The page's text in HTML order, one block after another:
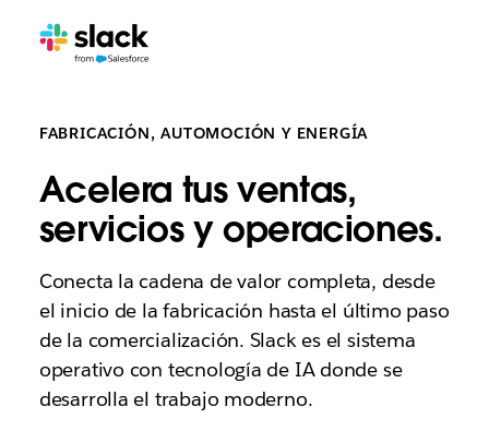
FABRICACIÓN, AUTOMOCIÓN Y ENERGÍA
Acelera tus ventas,
servicios y operaciones.
Conecta la cadena de valor completa, desde
el inicio de la fabricación hasta el último paso
de la comercialización. Slack es el sistema
operativo con tecnología de IA donde se
desarrolla el trabajo moderno.